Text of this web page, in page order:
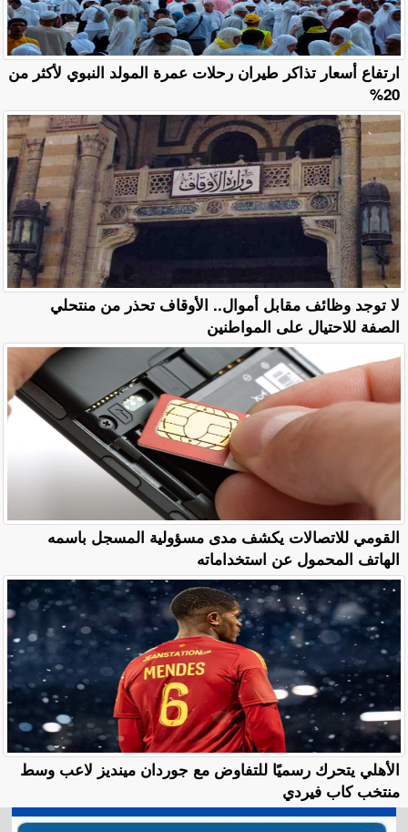
ارتفاع أسعار تذاكر طيران رحلات عمرة المولد النبوي لأكثر من
20%
لا توجد وظائف مقابل أموال.. الأوقاف تحذر من منتحلي
الصفة للاحتيال على المواطنين
القومي للاتصالات يكشف مدى مسؤولية المسجل باسمه
الهاتف المحمول عن استخداماته
الأهلي يتحرك رسميًا للتفاوض مع جوردان مينديز لاعب وسط
منتخب كاب فيردي